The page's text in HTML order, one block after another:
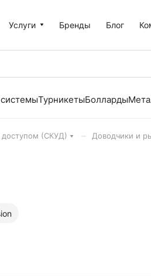
Услуги Бренды Блог
ТурникетыБолларды
доступом (СКУД) Доводчики и